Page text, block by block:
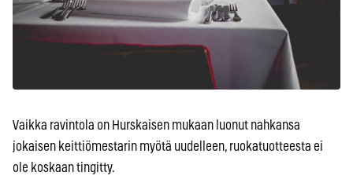
Vaikka ravintola on Hurskaisen mukaan luonut nahkansa
jokaisen keittiömestarin myötä uudelleen, ruokatuotteesta ei
ole koskaan tingitty.